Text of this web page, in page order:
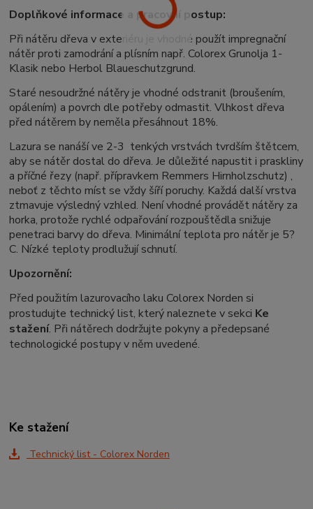
Doplňkové informace a pracovní postup:
Při nátěru dřeva v exteriéru je vhodné použít impregnační
nátěr proti zamodrání a plísním např. Colorex Grunolja 1-
Klasik nebo Herbol Blaueschutzgrund.
Staré nesoudržné nátěry je vhodné odstranit (broušením,
opálením) a povrch dle potřeby odmastit. Vlhkost dřeva
před nátěrem by neměla přesáhnout 18%.
Lazura se nanáší ve 2-3 tenkých vrstvách tvrdším štětcem,
aby se nátěr dostal do dřeva. Je důležité napustit i praskliny
a příčné řezy (např. přípravkem Remmers Hirnholzschutz) ,
neboť z těchto míst se vždy šíří poruchy. Každá další vrstva
ztmavuje výsledný vzhled. Není vhodné provádět nátěry za
horka, protože rychlé odpařování rozpouštědla snižuje
penetraci barvy do dřeva. Minimální teplota pro nátěr je 5?
C. Nízké teploty prodlužují schnutí.
Upozornění:
Před použitím lazurovacího laku Colorex Norden si
prostudujte technický list, který naleznete v sekci Ke
stažení. Při nátěrech dodržujte pokyny a předepsané
technologické postupy v něm uvedené.
Ke stažení
Technický list - Colorex Norden